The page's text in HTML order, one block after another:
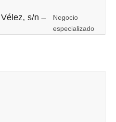
s/n –
Negocio
especializado